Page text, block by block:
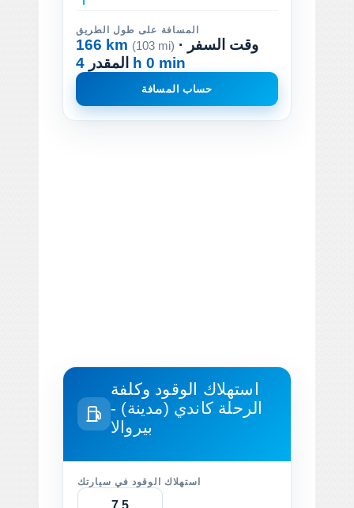
المسافة على طول الطريق
166 km (103 mi) · وقت السفر
المقدر 4 h 0 min
حساب المسافة
استهلاك الوقود وكلفة
الرحلة كاندي (مدينة) -
بيروالا
استهلاك الوقود في سيارتك